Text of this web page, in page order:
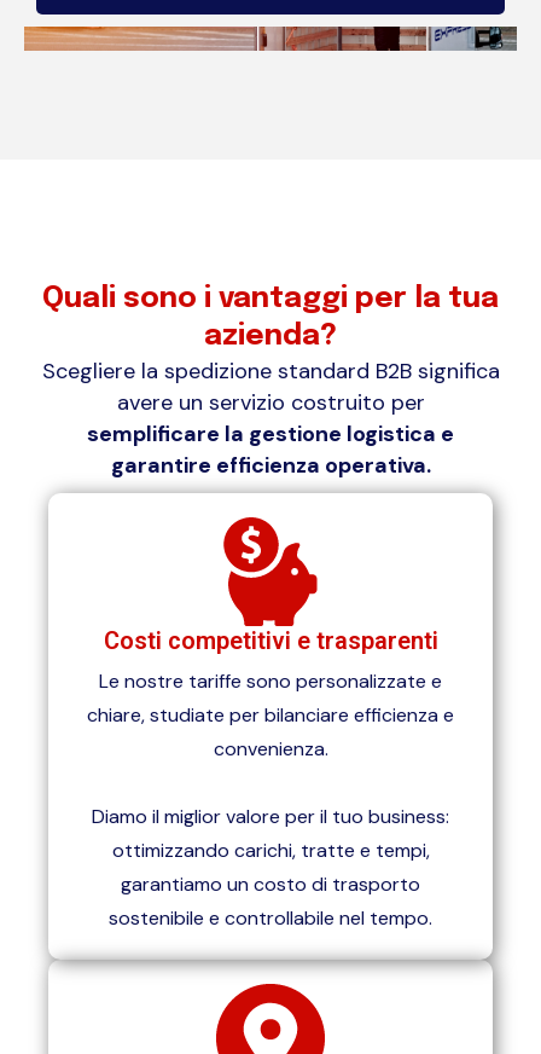
Quali sono i vantaggi per la tua
azienda?
Scegliere la spedizione standard B2B significa
avere un servizio costruito per
semplificare la gestione logistica e
garantire efficienza operativa.
Costi competitivi e trasparenti
Le nostre tariffe sono personalizzate e
chiare, studiate per bilanciare efficienza e
convenienza.
Diamo il miglior valore per il tuo business:
ottimizzando carichi, tratte e tempi,
garantiamo un costo di trasporto
sostenibile e controllabile nel tempo.